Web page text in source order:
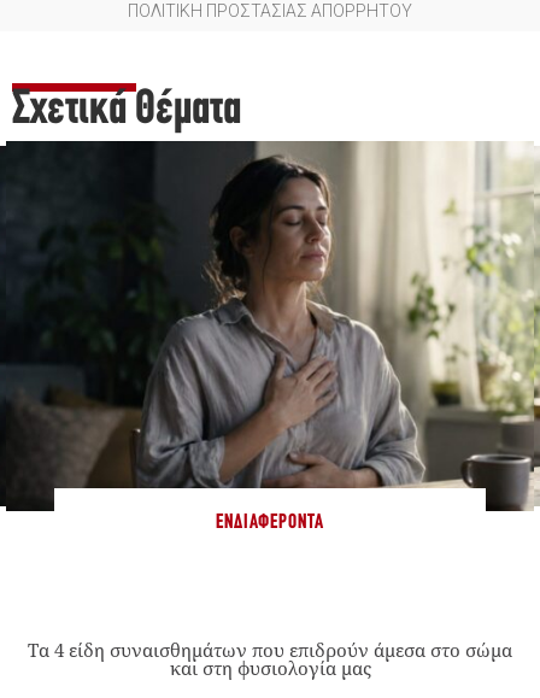
ΠΟΛΙΤΙΚΗ ΠΡΟΣΤΑΣΙΑΣ ΑΠΟΡΡΗΤΟΥ
Σχετικά Θέματα
ΕΝΔΙΑΦΈΡΟΝΤΑ
Τα 4 είδη συναισθημάτων που επιδρούν άμεσα στο σώμα
και στη φυσιολογία μας